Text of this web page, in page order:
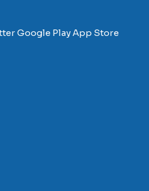
Google PlayApp Store